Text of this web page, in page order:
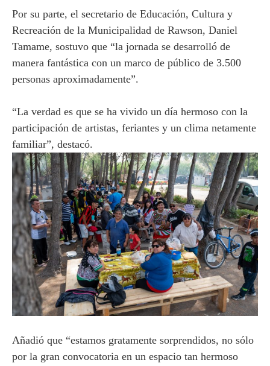
Por su parte, el secretario de Educación, Cultura y
Recreación de la Municipalidad de Rawson, Daniel
Tamame, sostuvo que “la jornada se desarrolló de
manera fantástica con un marco de público de 3.500
personas aproximadamente”.
“La verdad es que se ha vivido un día hermoso con la
participación de artistas, feriantes y un clima netamente
familiar”, destacó.
Añadió que “estamos gratamente sorprendidos, no sólo
por la gran convocatoria en un espacio tan hermoso